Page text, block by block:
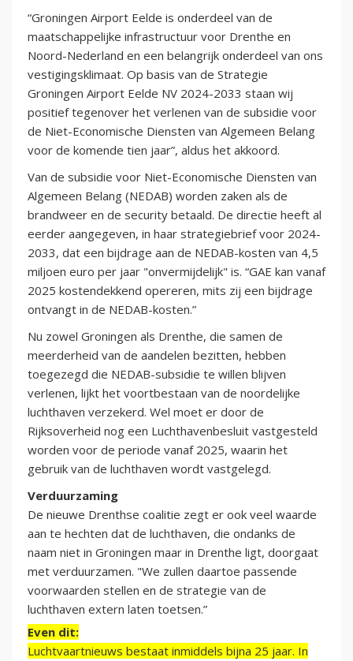
“Groningen Airport Eelde is onderdeel van de
maatschappelijke infrastructuur voor Drenthe en
Noord-Nederland en een belangrijk onderdeel van ons
vestigingsklimaat. Op basis van de Strategie
Groningen Airport Eelde NV 2024-2033 staan wij
positief tegenover het verlenen van de subsidie voor
de Niet-Economische Diensten van Algemeen Belang
voor de komende tien jaar”, aldus het akkoord.
Van de subsidie voor Niet-Economische Diensten van
Algemeen Belang (NEDAB) worden zaken als de
brandweer en de security betaald. De directie heeft al
eerder aangegeven, in haar strategiebrief voor 2024-
2033, dat een bijdrage aan de NEDAB-kosten van 4,5
miljoen euro per jaar "onvermijdelijk" is. “GAE kan vanaf
2025 kostendekkend opereren, mits zij een bijdrage
ontvangt in de NEDAB-kosten.”
Nu zowel Groningen als Drenthe, die samen de
meerderheid van de aandelen bezitten, hebben
toegezegd die NEDAB-subsidie te willen blijven
verlenen, lijkt het voortbestaan van de noordelijke
luchthaven verzekerd. Wel moet er door de
Rijksoverheid nog een Luchthavenbesluit vastgesteld
worden voor de periode vanaf 2025, waarin het
gebruik van de luchthaven wordt vastgelegd.
Verduurzaming
De nieuwe Drenthse coalitie zegt er ook veel waarde
aan te hechten dat de luchthaven, die ondanks de
naam niet in Groningen maar in Drenthe ligt, doorgaat
met verduurzamen. "We zullen daartoe passende
voorwaarden stellen en de strategie van de
luchthaven extern laten toetsen.”
Even dit:
Luchtvaartnieuws bestaat inmiddels bijna 25 jaar. In